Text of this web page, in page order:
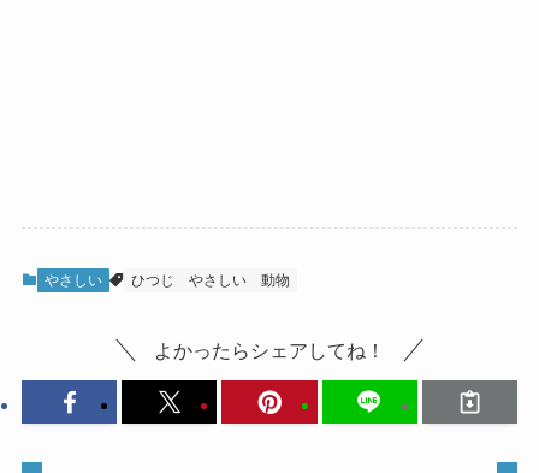
やさしい ひつじ やさしい 動物
よかったらシェアしてね！